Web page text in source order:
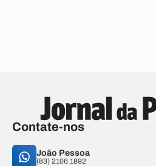
Contate-nos
João Pessoa
(83) 2106.1892